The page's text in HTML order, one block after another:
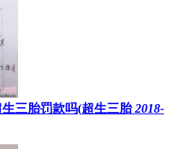
三胎罚款吗(超生三胎 2018-